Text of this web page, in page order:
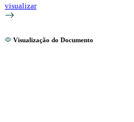
visualizar
Visualização do Documento